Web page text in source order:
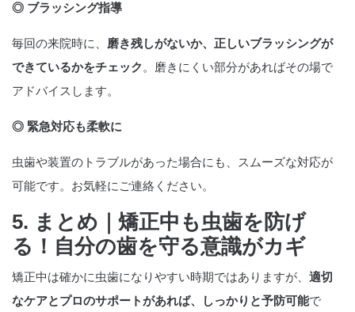
◎ ブラッシング指導
毎回の来院時に、 磨き残しがないか、正しいブラッシングが
できているかをチェック。磨きにくい部分があればその場で
アドバイスします。
◎ 緊急対応も柔軟に
虫歯や装置のトラブルがあった場合にも、スムーズな対応が
可能です。お気軽にご連絡ください。
5. まとめ｜矯正中も虫歯を防げ
る！自分の歯を守る意識がカギ
矯正中は確かに虫歯になりやすい時期ではありますが、 適切
なケアとプロのサポートがあれば、しっかりと予防可能で